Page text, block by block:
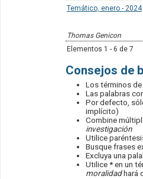
Temático, enero - 2024
Thomas Genicon
Elementos 1 - 6 de 7
Consejos de
Los términos
Las palabras
Por defecto,
implícito)
Combine
investigación
Utilice
Busque frases
Excluya una
Utilice *en un
moralidadhará